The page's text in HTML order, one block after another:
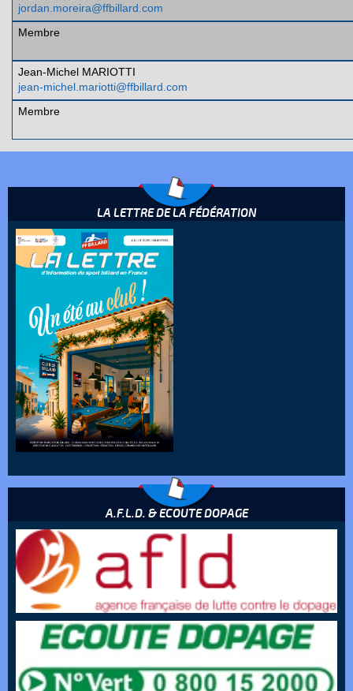
jordan.moreira@ffbillard.com
Membre
Jean-Michel MARIOTTI
jean-michel.mariotti@ffbillard.com
Membre
LA LETTRE DE LA FÉDÉRATION
A.F.L.D. & ECOUTE DOPAGE